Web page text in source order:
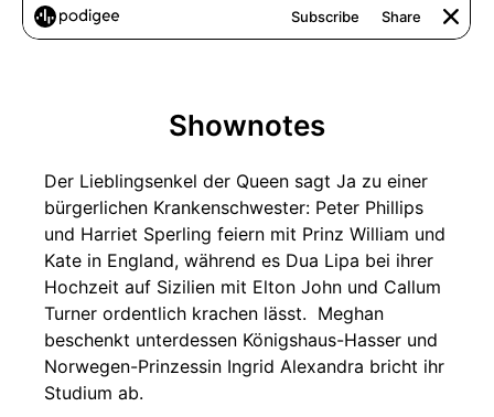
Shownotes
Der Lieblingsenkel der Queen sagt Ja zu einer
bürgerlichen Krankenschwester: Peter Phillips
und Harriet Sperling feiern mit Prinz William und
Kate in England, während es Dua Lipa bei ihrer
Hochzeit auf Sizilien mit Elton John und Callum
Turner ordentlich krachen lässt. Meghan
beschenkt unterdessen Königshaus-Hasser und
Norwegen-Prinzessin Ingrid Alexandra bricht ihr
Studium ab.